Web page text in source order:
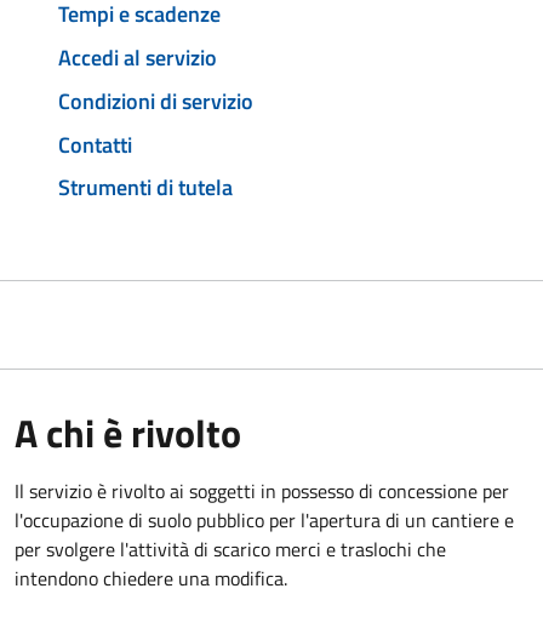
Tempi e scadenze
Accedi al servizio
Condizioni di servizio
Contatti
Strumenti di tutela
A chi è rivolto
Il servizio è rivolto ai soggetti in possesso di concessione per
l'occupazione di suolo pubblico per l'apertura di un cantiere e
per svolgere l'attività di scarico merci e traslochi che
intendono chiedere una modifica.